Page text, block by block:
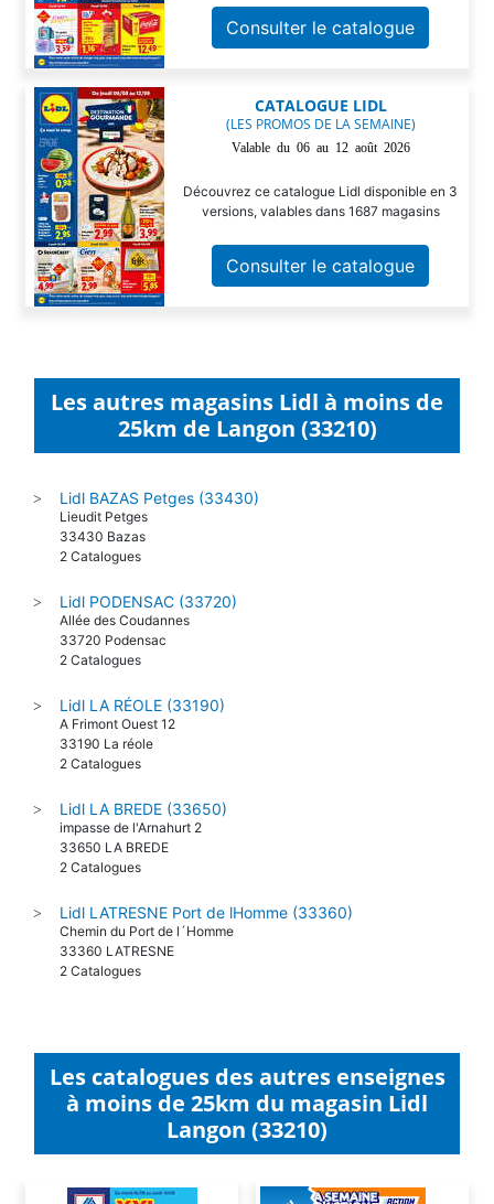
Consulter le catalogue
CATALOGUE LIDL
(LES PROMOS DE LA SEMAINE)
Valable du 06 au 12 août 2026
Découvrez ce catalogue Lidl disponible en 3
versions, valables dans 1687 magasins
Consulter le catalogue
Les autres magasins Lidl à moins de
25km de Langon (33210)
> Lidl BAZAS Petges (33430)
Lieudit Petges
33430 Bazas
2 Catalogues
> Lidl PODENSAC (33720)
Allée des Coudannes
33720 Podensac
2 Catalogues
> Lidl LA RÉOLE (33190)
A Frimont Ouest 12
33190 La réole
2 Catalogues
> Lidl LA BREDE (33650)
impasse de l'Arnahurt 2
33650 LA BREDE
2 Catalogues
> Lidl LATRESNE Port de lHomme (33360)
Chemin du Port de l´Homme
33360 LATRESNE
2 Catalogues
Les catalogues des autres enseignes
à moins de 25km du magasin Lidl
Langon (33210)